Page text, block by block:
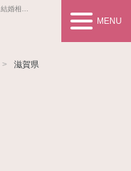
結婚相談所事業者情報や婚活お見合いの悩み、対策を紹介します。
MENU
滋賀県